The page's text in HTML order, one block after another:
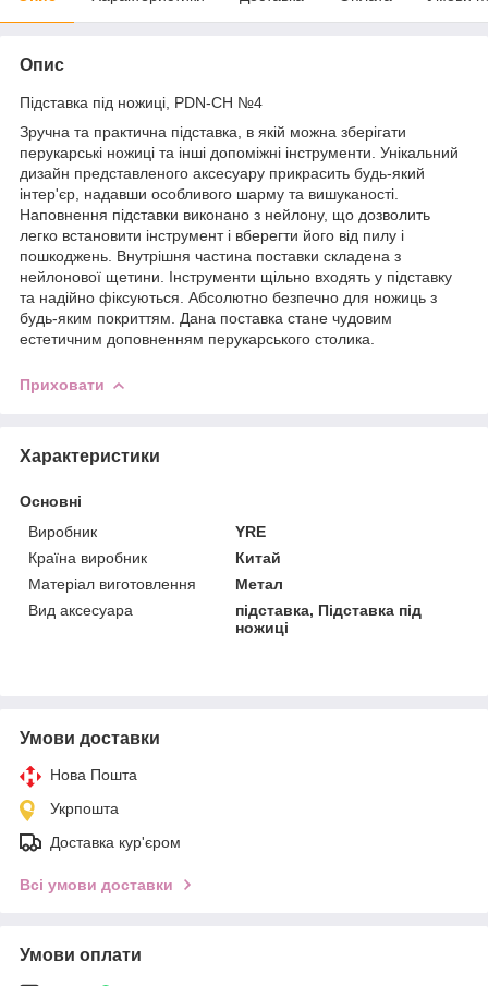
Опис
Підставка під ножиці, PDN-CH №4
Зручна та практична підставка, в якій можна зберігати
перукарські ножиці та інші допоміжні інструменти. Унікальний
дизайн представленого аксесуару прикрасить будь-який
інтер'єр, надавши особливого шарму та вишуканості.
Наповнення підставки виконано з нейлону, що дозволить
легко встановити інструмент і вберегти його від пилу і
пошкоджень. Внутрішня частина поставки складена з
нейлонової щетини. Інструменти щільно входять у підставку
та надійно фіксуються. Абсолютно безпечно для ножиць з
будь-яким покриттям. Дана поставка стане чудовим
естетичним доповненням перукарського столика.
Приховати
Характеристики
Основні
Виробник
YRE
Країна виробник
Китай
Матеріал виготовлення
Метал
Вид аксесуара
підставка, Підставка під
ножиці
Умови доставки
Нова Пошта
Укрпошта
Доставка кур'єром
Всі умови доставки
Умови оплати